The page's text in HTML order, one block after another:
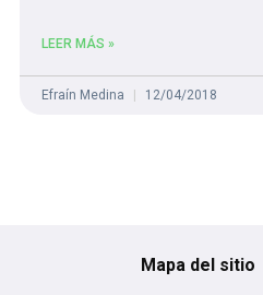
LEER MÁS »
Efraín Medina 12/04/2018
Mapa del sitio